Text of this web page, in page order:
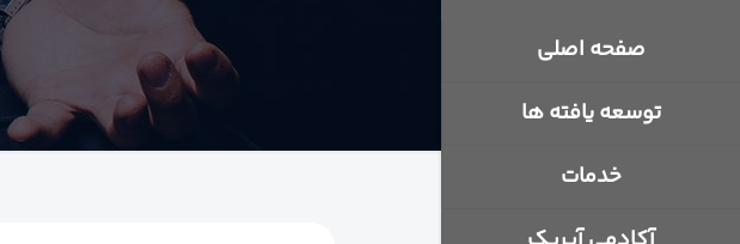
صفحه اصلی
توسعه یافته ها
خدمات